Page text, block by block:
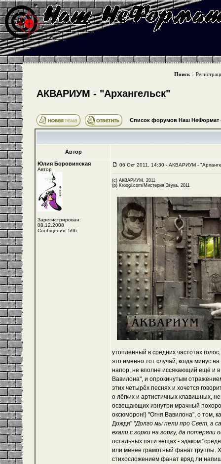
Поиск :
АКВАРИУМ - "Архангельск"
Список форумов Наш НеФормат
Автор
Юлия Боровинская
Автор
Зарегистрирован:
08.12.2008
Сообщения: 596
06 Окт 2011, 14:30 - АКВАРИУМ -
(с) АКВАРИУМ, 2011
(р) Kroogi.com/Мистерия Звука, 2011
утопленный в средних частотах
это именно тот случай, когда минус
напор, не вполне иссякающий ещё и в
Вавилона", и опрокинутым
этих четырёх песнях и хочется
о лёгких и артистичных клавишных,
освещающих изнутри мрачный
оксюморон!) "Огня Вавилона", о том,
Дождя" "Долго мы пели про Свет, а
ехали с горки на горку, да потеряли
остальных пяти вещах - эдаком
или менее грамотный фанат группы.
стихосложением фанат вряд ли